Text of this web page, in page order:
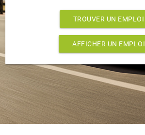
TROUVER UN EMPLOI
AFFICHER UN EMPLOI